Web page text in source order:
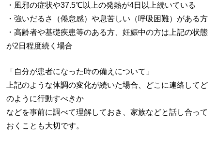
・風邪の症状や37.5℃以上の発熱が4日以上続いている
・強いだるさ（倦怠感）や息苦しい（呼吸困難）がある方
・高齢者や基礎疾患等のある方、妊娠中の方は上記の状態
が2日程度続く場合
「自分が患者になった時の備えについて」
上記のような体調の変化が続いた場合、どこに連絡してど
のように行動すべきか
などを事前に調べて理解しておき、家族などと話し合って
おくことも大切です。